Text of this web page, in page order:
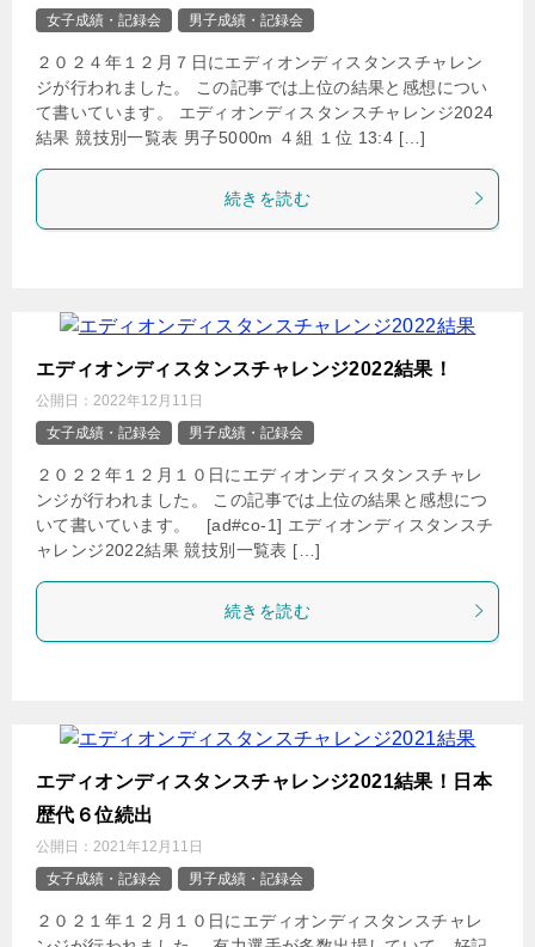
女子成績・記録会
男子成績・記録会
２０２４年１２月７日にエディオンディスタンスチャレン
ジが行われました。 この記事では上位の結果と感想につい
て書いています。 エディオンディスタンスチャレンジ2024
結果 競技別一覧表 男子5000m ４組 １位 13:4 […]
続きを読む
エディオンディスタンスチャレンジ2022結果！
公開日： 2022年12月11日
女子成績・記録会
男子成績・記録会
２０２２年１２月１０日にエディオンディスタンスチャレ
ンジが行われました。 この記事では上位の結果と感想につ
いて書いています。 [ad#co-1] エディオンディスタンスチ
ャレンジ2022結果 競技別一覧表 […]
続きを読む
エディオンディスタンスチャレンジ2021結果！日本
歴代６位続出
公開日： 2021年12月11日
女子成績・記録会
男子成績・記録会
２０２１年１２月１０日にエディオンディスタンスチャレ